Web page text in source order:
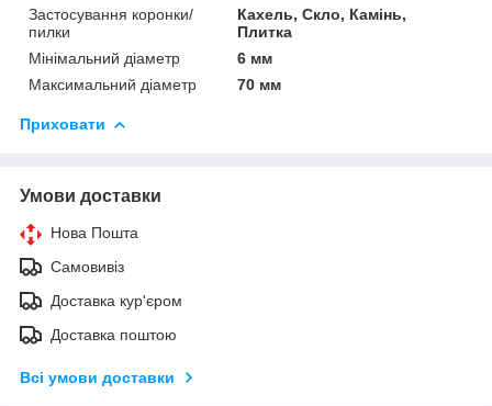
Застосування коронки/
пилки
Кахель, Скло, Камінь,
Плитка
Мінімальний діаметр
6 мм
Максимальний діаметр
70 мм
Приховати
Умови доставки
Нова Пошта
Самовивіз
Доставка кур'єром
Доставка поштою
Всі умови доставки